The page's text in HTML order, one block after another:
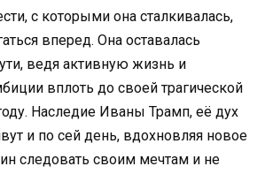
с которыми она сталкивалась,
вперед. Она оставалась
ведя активную жизнь и
вплоть до своей трагической
Наследие Иваны Трамп, её дух
и по сей день, вдохновляя новое
следовать своим мечтам и не